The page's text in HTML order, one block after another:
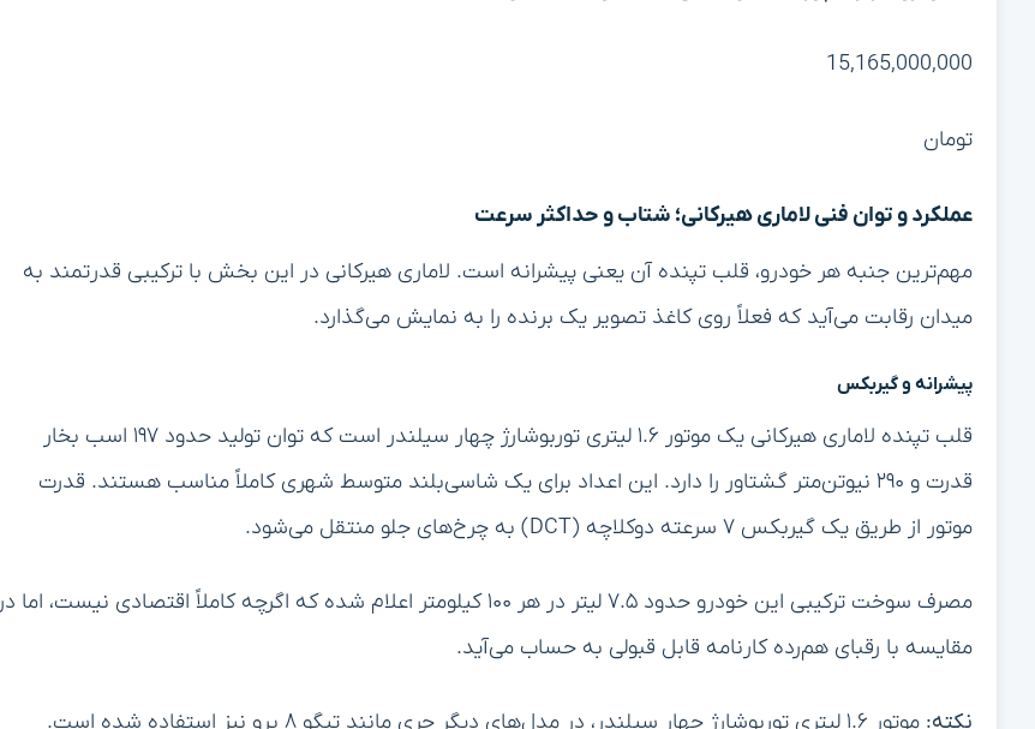
15,165,000,000
تومان
عملکرد و توان فنی لاماری هیرکانی؛ شتاب و حداکثر سرعت
مهم‌ترین جنبه هر خودرو، قلب تپنده آن یعنی پیشرانه است. لاماری هیرکانی در این بخش با ترکیبی قدرتمند به
میدان رقابت می‌آید که فعلاً روی کاغذ تصویر یک برنده را به نمایش می‌گذارد.
پیشرانه و گیربکس
قلب تپنده لاماری هیرکانی یک موتور ۱.۶ لیتری توربوشارژ چهار سیلندر است که توان تولید حدود ۱۹۷ اسب بخار
قدرت و ۲۹۰ نیوتن‌متر گشتاور را دارد. این اعداد برای یک شاسی‌بلند متوسط شهری کاملاً مناسب هستند. قدرت
موتور از طریق یک گیربکس ۷ سرعته دوکلاچه (DCT) به چرخ‌های جلو منتقل می‌شود.
مصرف سوخت ترکیبی این خودرو حدود ۷.۵ لیتر در هر ۱۰۰ کیلومتر اعلام شده که اگرچه کاملاً اقتصادی نیست، اما در
مقایسه با رقبای هم‌رده کارنامه قابل قبولی به حساب می‌آید.
نکته: موتور ۱.۶ لیتری توربوشارژ چهار سیلندر، در مدل‌های دیگر چری مانند تیگو ۸ پرو نیز استفاده شده است.